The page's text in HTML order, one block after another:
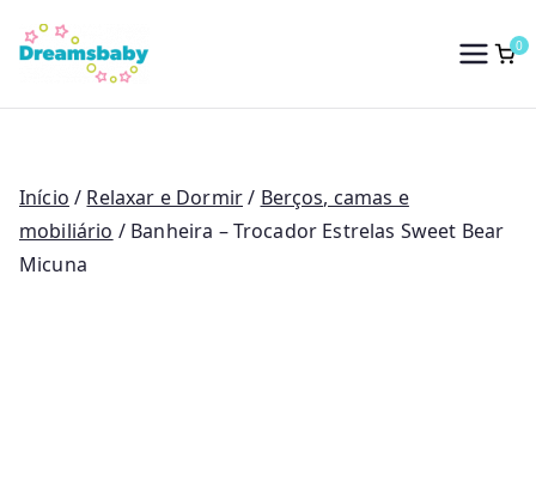
para
conteúdo
Dreams Baby
0
Início / Relaxar e Dormir/ Berços, camas e
mobiliário / Banheira – Trocador Estrelas Sweet Bear
Micuna